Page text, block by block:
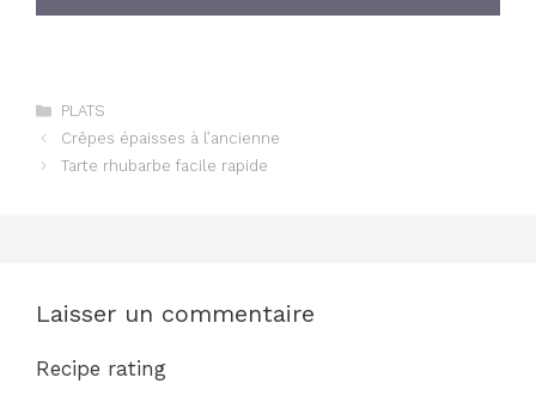
Catégories
PLATS
Crêpes épaisses à l’ancienne
Tarte rhubarbe facile rapide
Laisser un commentaire
Recipe rating